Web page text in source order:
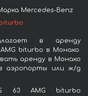
Mercedes-Benz
в аренду
biturbo в Монако.
аренду в Монако
аэропорты или ж/д
G 63 AMG biturbo